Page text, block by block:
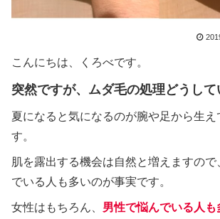
こんにちは、くろべです。
突然ですが、ムダ毛の処理どうして
夏になると気になるのが腕や足から生
す。
肌を露出する機会は自然と増えますの
でいる人も多いのが事実です。
女性はもちろん、 男性で悩んでいる人も